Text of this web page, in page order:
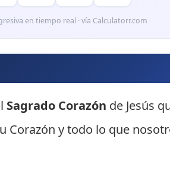
en tiempo real · vía Calculatorr.com
Sagrado Corazón de Jesús
Corazón y todo lo que